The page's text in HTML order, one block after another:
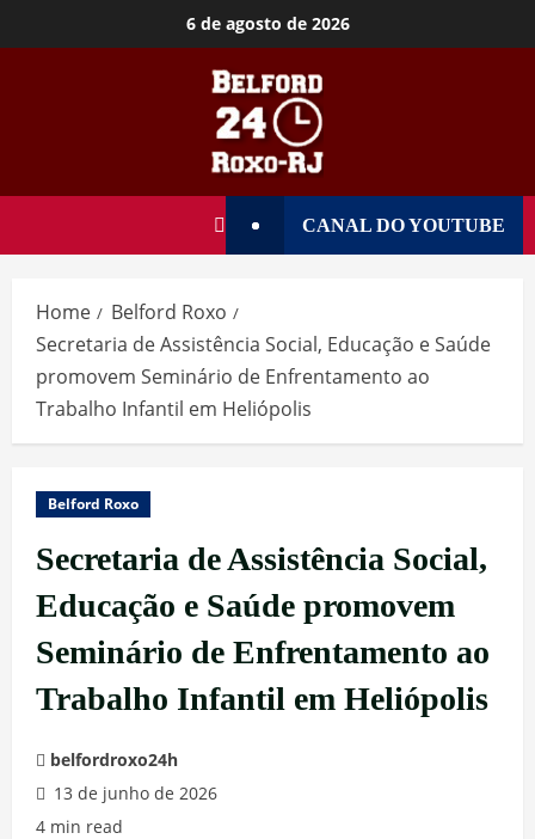
6 de agosto de 2026
CANAL DO YOUTUBE
Home
Belford Roxo
Secretaria de Assistência Social, Educação e Saúde
promovem Seminário de Enfrentamento ao
Trabalho Infantil em Heliópolis
Belford Roxo
Secretaria de Assistência Social,
Educação e Saúde promovem
Seminário de Enfrentamento ao
Trabalho Infantil em Heliópolis
belfordroxo24h
13 de junho de 2026
4 min read